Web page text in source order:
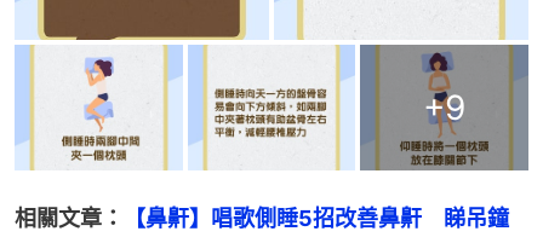
+9
相關文章：
【鼻鼾】唱歌側睡5招改善鼻鼾　睇吊鐘